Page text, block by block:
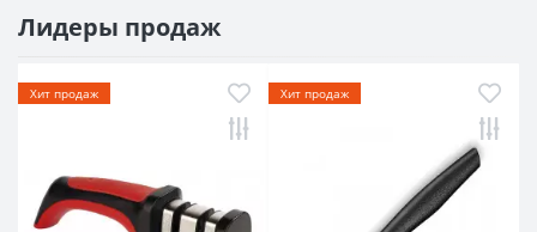
Лидеры продаж
Хит продаж Хит продаж